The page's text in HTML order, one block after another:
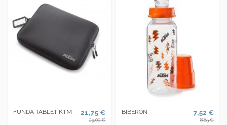
FUNDA TABLET KTM 21,75 €
29,00 €
BIBERÓN 7,52 €
8,85 €